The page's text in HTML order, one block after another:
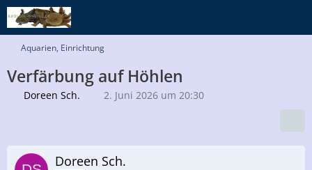
Aquarien, Einrichtung
Verfärbung auf Höhlen
Doreen Sch. 2. Juni 2026 um 20:30
Doreen Sch.